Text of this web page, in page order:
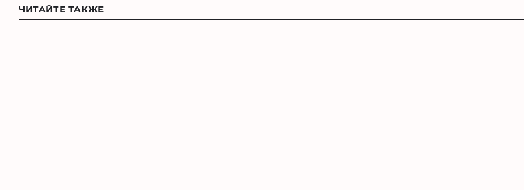
ЧИТАЙТЕ ТАКЖЕ